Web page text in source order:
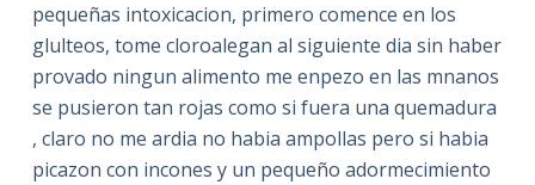
pequeñas intoxicacion, primero comence en los
glulteos, tome cloroalegan al siguiente dia sin haber
provado ningun alimento me enpezo en las mnanos
se pusieron tan rojas como si fuera una quemadura
, claro no me ardia no habia ampollas pero si habia
picazon con incones y un pequeño adormecimiento